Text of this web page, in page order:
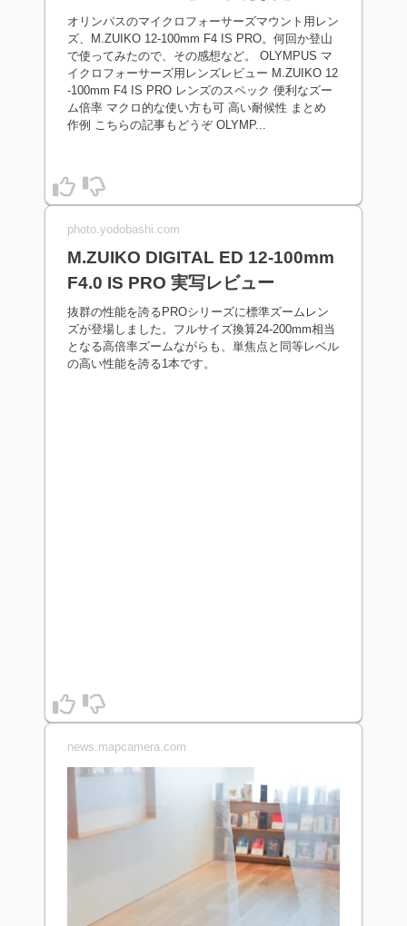
オリンパスのマイクロフォーサーズマウント用レン
ズ、M.ZUIKO 12-100mm F4 IS PRO。何回か登山
で使ってみたので、その感想など。 OLYMPUS マ
イクロフォーサーズ用レンズレビュー M.ZUIKO 12
-100mm F4 IS PRO レンズのスペック 便利なズー
ム倍率 マクロ的な使い方も可 高い耐候性 まとめ
作例 こちらの記事もどうぞ OLYMP...
photo.yodobashi.com
M.ZUIKO DIGITAL ED 12-100mm
F4.0 IS PRO 実写レビュー
抜群の性能を誇るPROシリーズに標準ズームレン
ズが登場しました。フルサイズ換算24-200mm相当
となる高倍率ズームながらも、単焦点と同等レベル
の高い性能を誇る1本です。
news.mapcamera.com